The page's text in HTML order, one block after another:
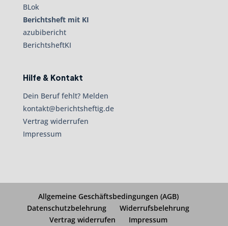
BLok
Berichtsheft mit KI
azubibericht
BerichtsheftKI
Hilfe & Kontakt
Dein Beruf fehlt? Melden
kontakt@berichtsheftig.de
Vertrag widerrufen
Impressum
Allgemeine Geschäftsbedingungen (AGB)
Datenschutzbelehrung
Widerrufsbelehrung
Vertrag widerrufen
Impressum